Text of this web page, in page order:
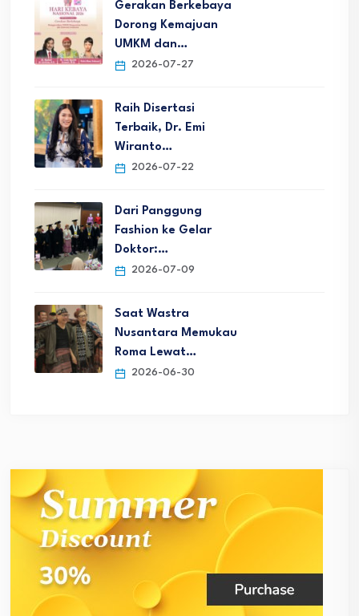
Gerakan Berkebaya
Dorong Kemajuan
UMKM dan…
2026-07-27
Raih Disertasi
Terbaik, Dr. Emi
Wiranto…
2026-07-22
Dari Panggung
Fashion ke Gelar
Doktor:…
2026-07-09
Saat Wastra
Nusantara Memukau
Roma Lewat…
2026-06-30